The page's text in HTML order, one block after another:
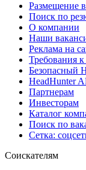
Размещение
Поиск по
О компании
Наши
Реклама на
Требования
Безопасный
HeadHunter
Партнерам
Инвесторам
Каталог
Поиск по
Сетка:
Соискателям